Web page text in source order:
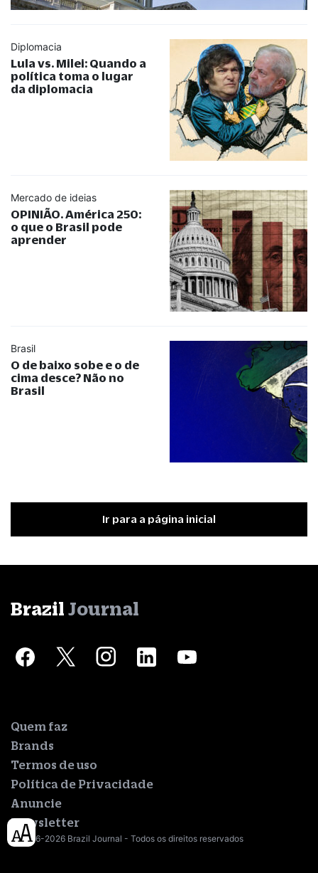
Diplomacia
Lula vs. Milei: Quando a
política toma o lugar
da diplomacia
Mercado de ideias
OPINIÃO. América 250:
o que o Brasil pode
aprender
Brasil
O de baixo sobe e o de
cima desce? Não no
Brasil
Ir para a página inicial
Brazil Journal
Quem faz
Brands
Termos de uso
Política de Privacidade
Anuncie
Newsletter
© 2016-2026 Brazil Journal - Todos os direitos reservados